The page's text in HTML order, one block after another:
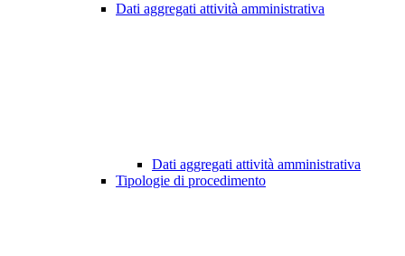
Dati aggregati attività amministrativa
Dati aggregati attività amministrativa
Tipologie di procedimento